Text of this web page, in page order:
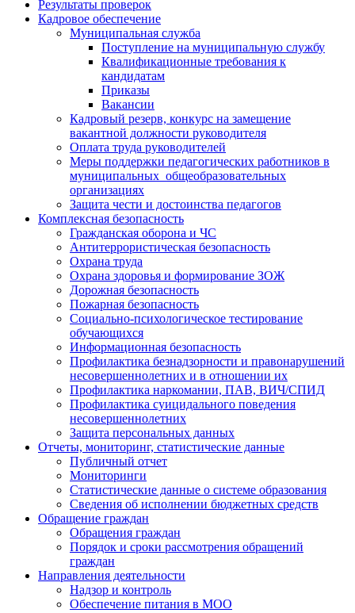
Результаты проверок
Кадровое обеспечение
Муниципальная служба
Поступление на муниципальную службу
Квалификационные требования к
кандидатам
Приказы
Вакансии
Кадровый резерв, конкурс на замещение
вакантной должности руководителя
Оплата труда руководителей
Меры поддержки педагогических работников в
муниципальных общеобразовательных
организациях
Защита чести и достоинства педагогов
Комплексная безопасность
Гражданская оборона и ЧС
Антитеррористическая безопасность
Охрана труда
Охрана здоровья и формирование ЗОЖ
Дорожная безопасность
Пожарная безопасность
Социально-психологическое тестирование
обучающихся
Информационная безопасность
Профилактика безнадзорности и правонарушений
несовершеннолетних и в отношении их
Профилактика наркомании, ПАВ, ВИЧ/СПИД
Профилактика суицидального поведения
несовершеннолетних
Защита персональных данных
Отчеты, мониторинг, статистические данные
Публичный отчет
Мониторинги
Статистические данные о системе образования
Сведения об исполнении бюджетных средств
Обращение граждан
Обращения граждан
Порядок и сроки рассмотрения обращений
граждан
Направления деятельности
Надзор и контроль
Обеспечение питания в МОО